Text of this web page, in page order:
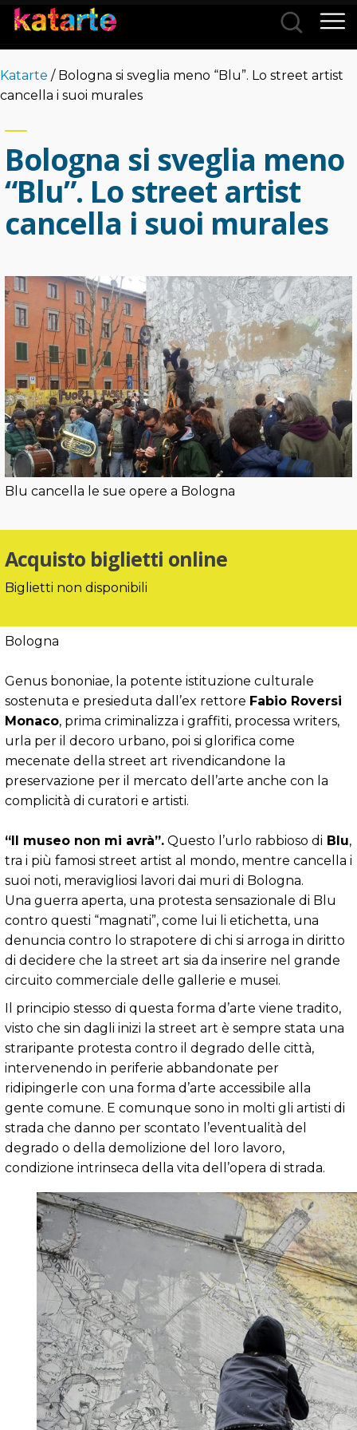
Categorie
Katarte / Bologna si sveglia meno “Blu”. Lo street artist
cancella i suoi murales
Blu cancella le sue opere a Bologna
Bologna si sveglia meno
“Blu”. Lo street artist
cancella i suoi murales
Acquisto biglietti online
Biglietti non disponibili
Bologna
Genus bononiae, la potente istituzione culturale
sostenuta e presieduta dall’ex rettore Fabio Roversi
Monaco, prima criminalizza i graffiti, processa writers,
urla per il decoro urbano, poi si glorifica come
mecenate della street art rivendicandone la
preservazione per il mercato dell’arte anche con la
complicità di curatori e artisti.
“Il museo non mi avrà”. Questo l’urlo rabbioso di Blu,
tra i più famosi street artist al mondo, mentre cancella i
suoi noti, meravigliosi lavori dai muri di Bologna.
Una guerra aperta, una protesta sensazionale di Blu
contro questi “magnati”, come lui li etichetta, una
denuncia contro lo strapotere di chi si arroga in diritto
di decidere che la street art sia da inserire nel grande
circuito commerciale delle gallerie e musei.
Il principio stesso di questa forma d’arte viene tradito,
visto che sin dagli inizi la street art è sempre stata una
straripante protesta contro il degrado delle città,
intervenendo in periferie abbandonate per
ridipingerle con una forma d’arte accessibile alla
gente comune. E comunque sono in molti gli artisti di
strada che danno per scontato l’eventualità del
degrado o della demolizione del loro lavoro,
condizione intrinseca della vita dell’opera di strada.